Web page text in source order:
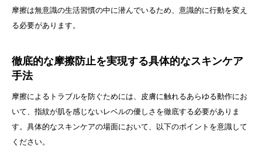
摩擦は無意識の生活習慣の中に潜んでいるため、意識的に行動を変え
る必要があります。
徹底的な摩擦防止を実現する具体的なスキンケア
手法
摩擦によるトラブルを防ぐためには、皮膚に触れるあらゆる動作にお
いて、指紋が肌を感じないレベルの優しさを徹底する必要がありま
す。具体的なスキンケアの場面において、以下のポイントを意識して
ください。